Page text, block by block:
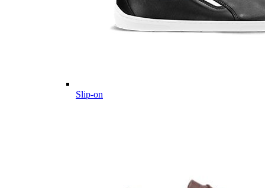
Slip-on